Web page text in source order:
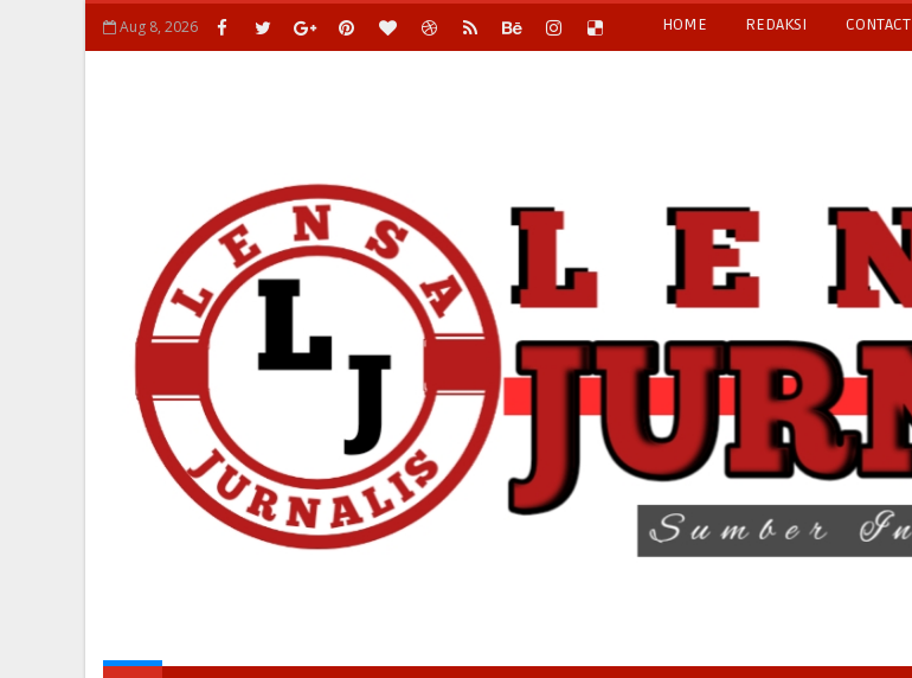
Aug 8, 2026 HOME REDAKSI CONTACT